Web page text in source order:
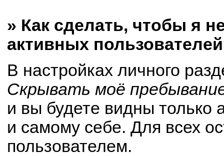
» Как сделать, чтобы я
активных
В настройках личного
Скрывать моё
и вы будете видны только
и самому себе. Для всех
пользователем.